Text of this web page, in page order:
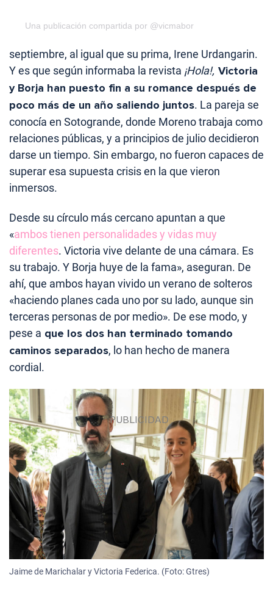
Una publicación compartida por @vicmabor
septiembre, al igual que su prima, Irene Urdangarin.
Y es que según informaba la revista ¡Hola!, Victoria
y Borja han puesto fin a su romance después de
poco más de un año saliendo juntos. La pareja se
conocía en Sotogrande, donde Moreno trabaja como
relaciones públicas, y a principios de julio decidieron
darse un tiempo. Sin embargo, no fueron capaces de
superar esa supuesta crisis en la que vieron
inmersos.
Desde su círculo más cercano apuntan a que
«ambos tienen personalidades y vidas muy
diferentes. Victoria vive delante de una cámara. Es
su trabajo. Y Borja huye de la fama», aseguran. De
ahí, que ambos hayan vivido un verano de solteros
«haciendo planes cada uno por su lado, aunque sin
terceras personas de por medio». De ese modo, y
pese a que los dos han terminado tomando
caminos separados, lo han hecho de manera
cordial.
Jaime de Marichalar y Victoria Federica. (Foto: Gtres)